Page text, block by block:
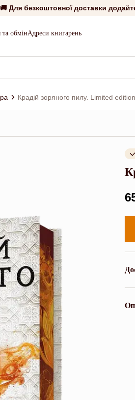
🚚 Для безкоштовної доставки
обмінАдреси книгарень
Крадій зоряного пилу. Limited edition